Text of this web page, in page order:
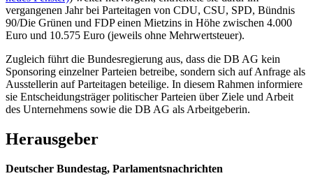
vergangenen Jahr bei Parteitagen von CDU, CSU, SPD, Bündnis
90/Die Grünen und FDP einen Mietzins in Höhe zwischen 4.000
Euro und 10.575 Euro (jeweils ohne Mehrwertsteuer).
Zugleich führt die Bundesregierung aus, dass die DB AG kein
Sponsoring einzelner Parteien betreibe, sondern sich auf Anfrage als
Ausstellerin auf Parteitagen beteilige. In diesem Rahmen informiere
sie Entscheidungsträger politischer Parteien über Ziele und Arbeit
des Unternehmens sowie die DB AG als Arbeitgeberin.
Herausgeber
Deutscher Bundestag, Parlamentsnachrichten